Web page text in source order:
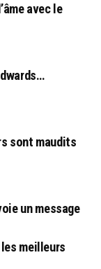
avec le
sont maudits
un message
meilleurs